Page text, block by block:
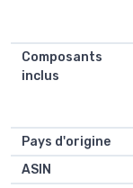
Composants
inclus
Pays d'origine
ASIN